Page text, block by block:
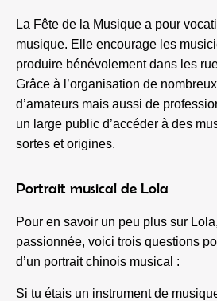
La Fête de la Musique a pour
musique. Elle encourage les
produire bénévolement dans les
Grâce à l’organisation de
d’amateurs mais aussi de
un large public d’accéder à des
sortes et origines.
Portrait musical de Lola
Pour en savoir un peu plus sur
passionnée, voici trois questions
d’un portrait chinois musical :
Si tu étais un instrument de